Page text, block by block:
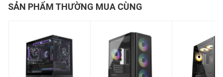
Mặt Ngang : 240mm (Tùy
Chiều dài tối đa VGA 410mm
Chiều cao tối đa tản nhiệt CPU 160mm
Kiểu nguồn Nguồn ATX , lắp dưới (Max
SẢN PHẨM THƯỜNG MUA CÙNG